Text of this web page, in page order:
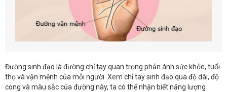
Đường sinh đạo là đường chỉ tay quan trọng phản ánh sức khỏe, tuổi
thọ và vận mệnh của mỗi người. Xem chỉ tay sinh đạo qua độ dài, độ
cong và màu sắc của đường này, ta có thể nhận biết năng lượng